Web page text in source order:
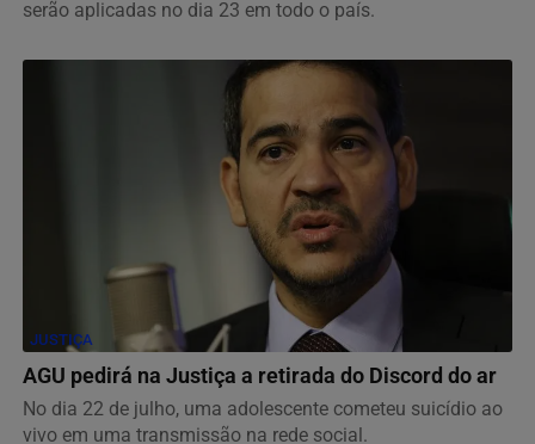
serão aplicadas no dia 23 em todo o país.
JUSTIÇA
AGU pedirá na Justiça a retirada do Discord do ar
No dia 22 de julho, uma adolescente cometeu suicídio ao
vivo em uma transmissão na rede social.